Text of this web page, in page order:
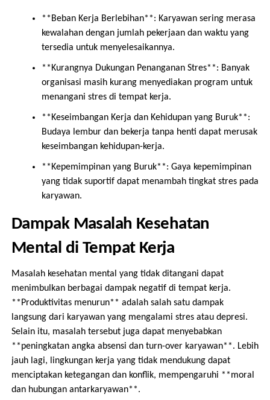
**Beban Kerja Berlebihan**: Karyawan sering merasa
kewalahan dengan jumlah pekerjaan dan waktu yang
tersedia untuk menyelesaikannya.
**Kurangnya Dukungan Penanganan Stres**: Banyak
organisasi masih kurang menyediakan program untuk
menangani stres di tempat kerja.
**Keseimbangan Kerja dan Kehidupan yang Buruk**:
Budaya lembur dan bekerja tanpa henti dapat merusak
keseimbangan kehidupan-kerja.
**Kepemimpinan yang Buruk**: Gaya kepemimpinan
yang tidak suportif dapat menambah tingkat stres pada
karyawan.
Dampak Masalah Kesehatan
Mental di Tempat Kerja
Masalah kesehatan mental yang tidak ditangani dapat
menimbulkan berbagai dampak negatif di tempat kerja.
**Produktivitas menurun** adalah salah satu dampak
langsung dari karyawan yang mengalami stres atau depresi.
Selain itu, masalah tersebut juga dapat menyebabkan
**peningkatan angka absensi dan turn-over karyawan**. Lebih
jauh lagi, lingkungan kerja yang tidak mendukung dapat
menciptakan ketegangan dan konflik, mempengaruhi **moral
dan hubungan antarkaryawan**.